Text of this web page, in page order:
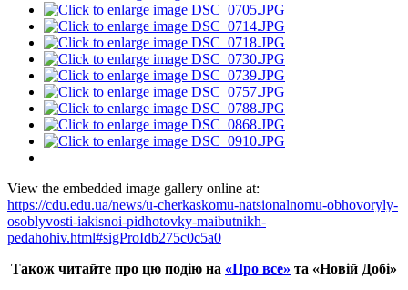
View the embedded image gallery online at:
https://cdu.edu.ua/news/u-cherkaskomu-natsionalnomu-obhovoryly-
osoblyvosti-iakisnoi-pidhotovky-maibutnikh-
pedahohiv.html#sigProIdb275c0c5a0
Також читайте про цю подію на «Про все» та «Новій Добі»